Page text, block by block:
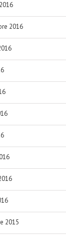
2016
2015